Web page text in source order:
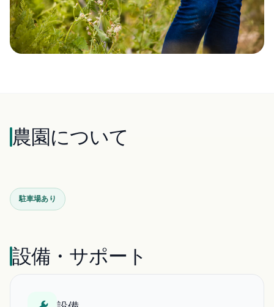
農園について
駐車場あり
設備・サポート